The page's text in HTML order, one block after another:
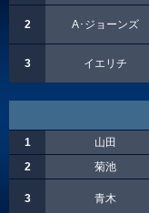
2 A･ジョーンズ
3 イエリチ
1 山田
2
菊池
3 青木